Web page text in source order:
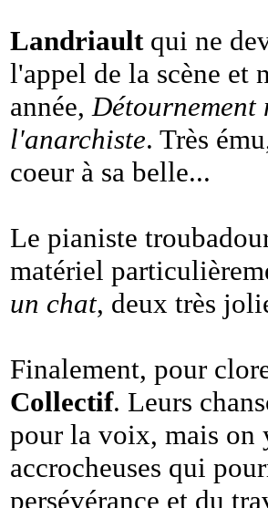
Landriaultqui ne
l'appel de la scène et
année,Détournement
l'anarchiste. Très
coeur à sa belle...
Le pianiste
matériel
un chat, deux très
Finalement, pour
Collectif. Leurs
pour la voix, mais on
accrocheuses qui
persévérance et du